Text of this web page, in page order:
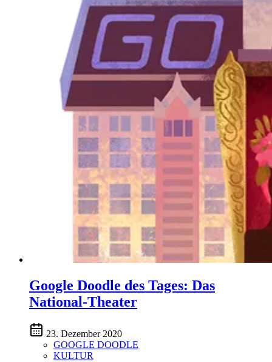
Google Doodle des Tages: Das
National-Theater
23. Dezember 2020
GOOGLE DOODLE
KULTUR